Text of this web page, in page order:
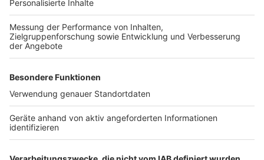
Kostenloses Infogespräch